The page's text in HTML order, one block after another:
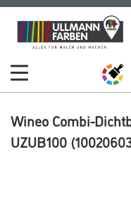
Zum
Inhalt
Zum
Navigationsmenü
Wineo Combi-
UZUB100